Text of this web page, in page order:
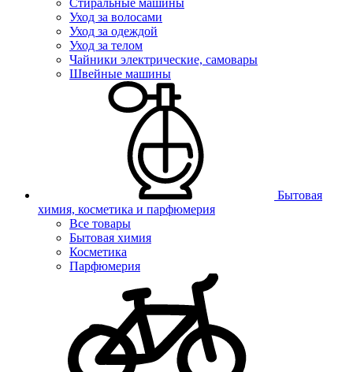
Стиральные машины
Уход за волосами
Уход за одеждой
Уход за телом
Чайники электрические, самовары
Швейные машины
Бытовая
химия, косметика и парфюмерия
Все товары
Бытовая химия
Косметика
Парфюмерия